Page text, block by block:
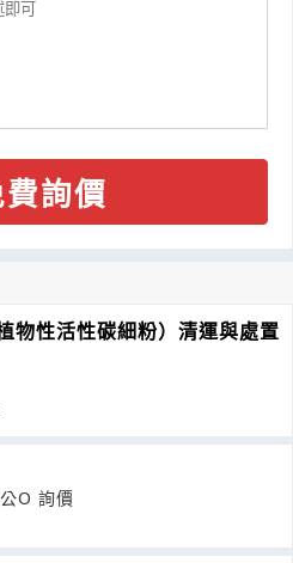
費詢價
物性活性碳細粉）清運與處置
O 詢價